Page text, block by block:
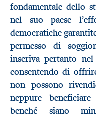
fondamentale dello
nel suo paese
democratiche
permesso di
inseriva pertanto
consentendo di
non possono
neppure
benché siano